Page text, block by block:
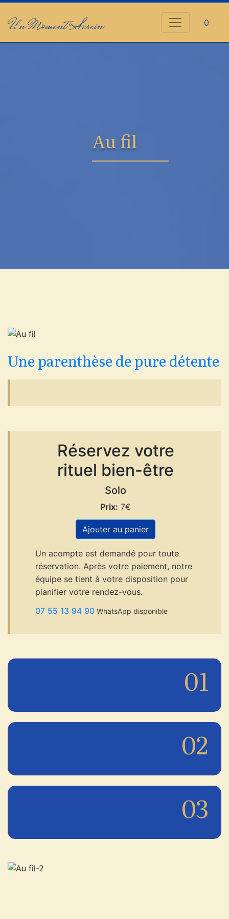
Un Moment Serein 0
Au fil
Une parenthèse de pure détente
Réservez votre
rituel bien-être
Solo
Prix: 7€
Ajouter au panier
Un acompte est demandé pour toute
réservation. Après votre paiement, notre
équipe se tient à votre disposition pour
planifier votre rendez-vous.
07 55 13 94 90 WhatsApp disponible
01
02
03